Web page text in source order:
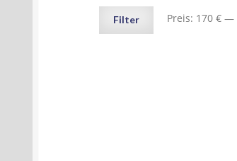
Filter Preis: 170 € —